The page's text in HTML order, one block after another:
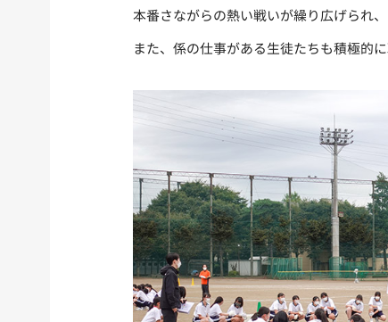
本番さながらの熱い戦いが繰り広げられ
また、係の仕事がある生徒たちも積極的